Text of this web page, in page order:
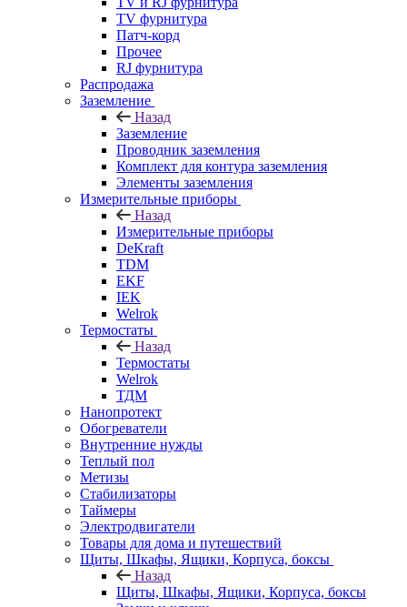
TV фурнитура
Патч-корд
Прочее
RJ фурнитура
Распродажа
Заземление
Назад
Заземление
Проводник заземления
Комплект для контура заземления
Элементы заземления
Измерительные приборы
Назад
Измерительные приборы
DeKraft
TDM
EKF
IEK
Welrok
Термостаты
Назад
Термостаты
Welrok
ТДМ
Нанопротект
Обогреватели
Внутренние нужды
Теплый пол
Метизы
Стабилизаторы
Таймеры
Электродвигатели
Товары для дома и путешествий
Щиты, Шкафы, Ящики, Корпуса, боксы
Назад
Щиты, Шкафы, Ящики, Корпуса, боксы